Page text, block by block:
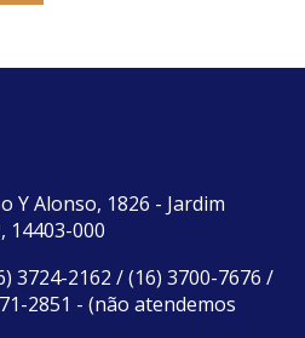
Y Alonso, 1826 - Jardim
14403-000
3724-2162 / (16) 3700-7676 /
2851 - (não atendemos